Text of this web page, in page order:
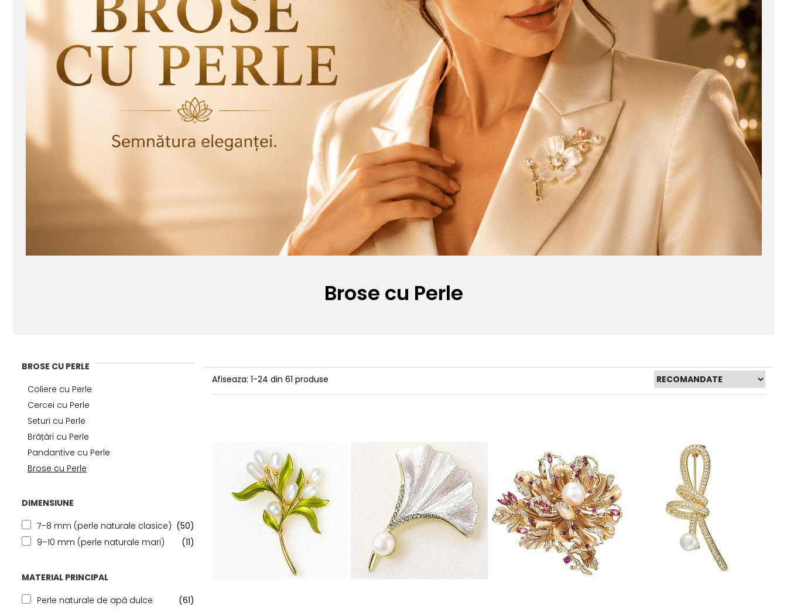
Seturi Perle cu Argint
Brățări cu Perle
Pandantive cu Perle
Brose cu Perle
Brose cu Perle
BROSE CU PERLE
Coliere cu Perle
Cercei cu Perle
Seturi cu Perle
Brățări cu Perle
Pandantive cu Perle
Brose cu Perle
DIMENSIUNE
7–8 mm (perle naturale clasice) (50)
9–10 mm (perle naturale mari)
(11)
MATERIAL PRINCIPAL
Perle naturale de apă dulce
(61)
Afiseaza: 1-24 din 61 produse